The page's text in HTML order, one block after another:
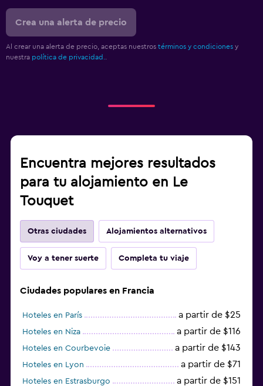
Crea una alerta de precio
Al crear una alerta de precio, aceptas nuestros términos y condiciones y
nuestra política de privacidad.
Encuentra mejores resultados
para tu alojamiento en Le
Touquet
Otras ciudades Alojamientos alternativos
Voy a tener suerte Completa tu viaje
Ciudades populares en Francia
Hoteles en París a partir de $25
Hoteles en Niza a partir de $116
Hoteles en Courbevoie a partir de $143
Hoteles en Lyon a partir de $71
Hoteles en Estrasburgo a partir de $151